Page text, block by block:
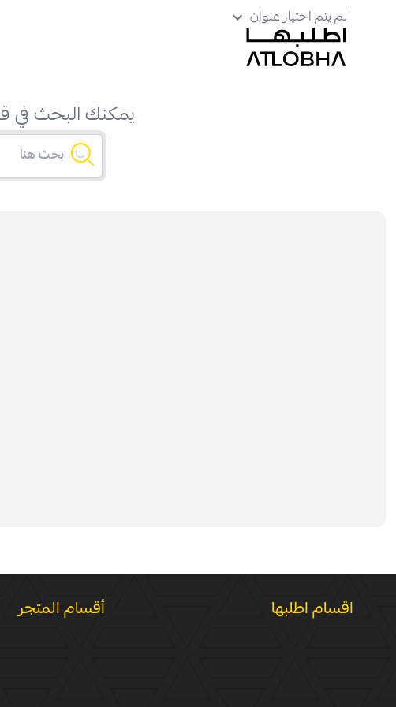
لم يتم اختيار عنوان
يمكنك البحث في
اقسام اطلبها أقسام المتجر